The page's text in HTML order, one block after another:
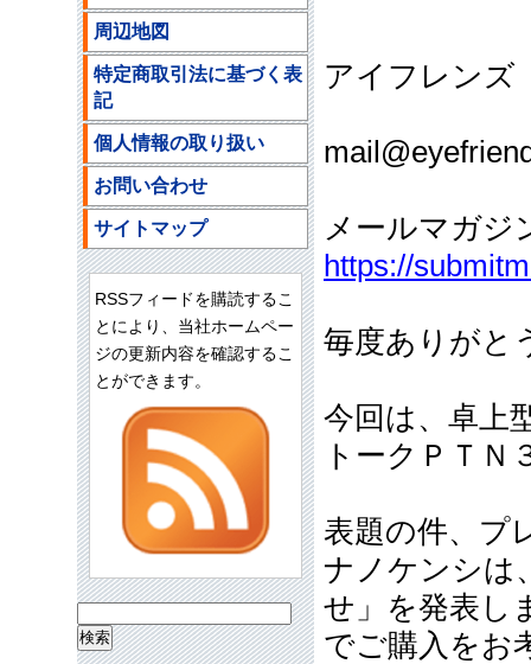
アイフレン
メールマガジ
https://
毎度ありがと
今回は、卓上
トークＰＴＮ
表題の件、プ
ナノケンシは
せ」を発表し
でご購入をお
周辺地図
特定商取引法に基づく表
記
個人情報の取り扱い
お問い合わせ
サイトマップ
RSSフィードを購読するこ
とにより、当社ホームペー
ジの更新内容を確認するこ
とができます。
索: